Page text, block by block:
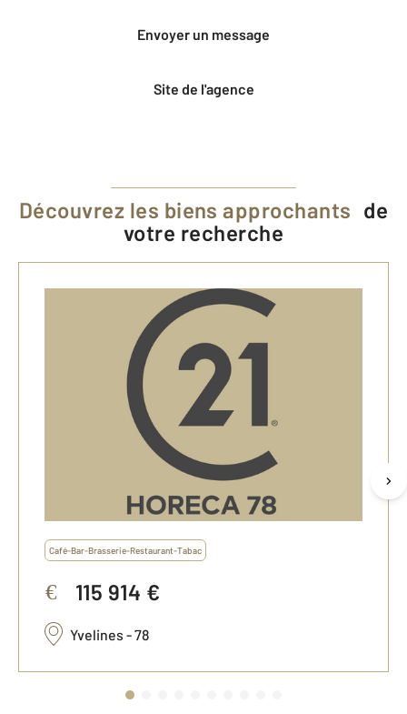
Envoyer un message
Site de l'agence
Découvrez les biens approchants de
votre recherche
Café-Bar-Brasserie-Restaurant-Tabac
€ 115 914 €
Yvelines - 78